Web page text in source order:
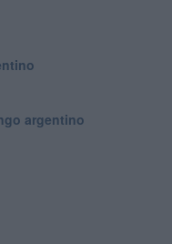
argentino